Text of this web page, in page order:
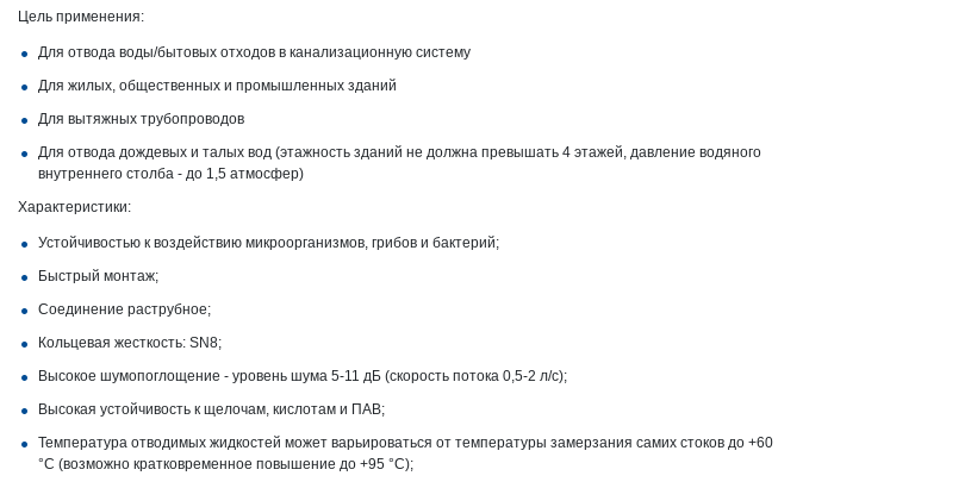
Цель применения:
Для отвода воды/бытовых отходов в канализационную систему
Для жилых, общественных и промышленных зданий
Для вытяжных трубопроводов
Для отвода дождевых и талых вод (этажность зданий не должна превышать 4 этажей, давление водяного
внутреннего столба - до 1,5 атмосфер)
Характеристики:
Устойчивостью к воздействию микроорганизмов, грибов и бактерий;
Быстрый монтаж;
Соединение раструбное;
Кольцевая жесткость: SN8;
Высокое шумопоглощение - уровень шума 5-11 дБ (скорость потока 0,5-2 л/с);
Высокая устойчивость к щелочам, кислотам и ПАВ;
Температура отводимых жидкостей может варьироваться от температуры замерзания самих стоков до +60
°С (возможно кратковременное повышение до +95 °С);